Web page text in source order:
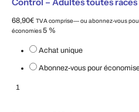
68,90€ TVA comprise—ou abonnez-vous
économies5 %
Achat unique
Abonnez-vous pour
Croquettes pour chiens Equilibrium